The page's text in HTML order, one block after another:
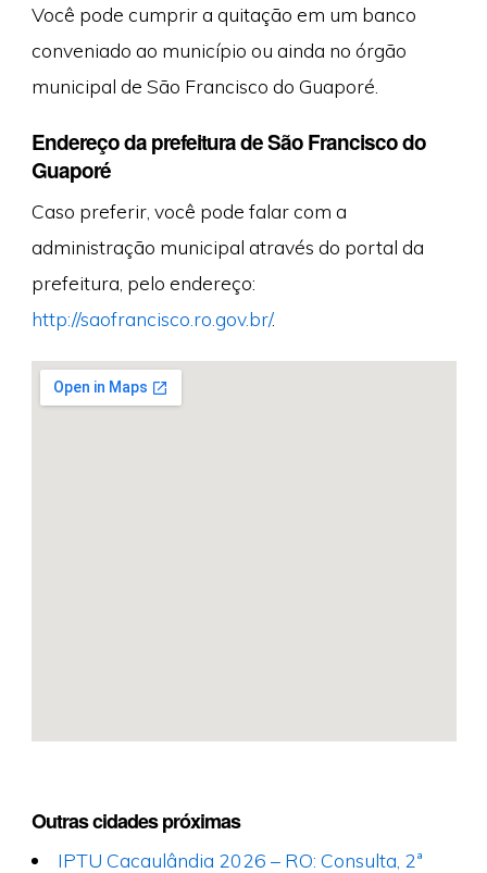
Você pode cumprir a quitação em um banco
conveniado ao município ou ainda no órgão
municipal de São Francisco do Guaporé.
Endereço da prefeitura de São Francisco do
Guaporé
Caso preferir, você pode falar com a
administração municipal através do portal da
prefeitura, pelo endereço:
http://saofrancisco.ro.gov.br/.
Outras cidades próximas
IPTU Cacaulândia 2026 – RO: Consulta, 2ª